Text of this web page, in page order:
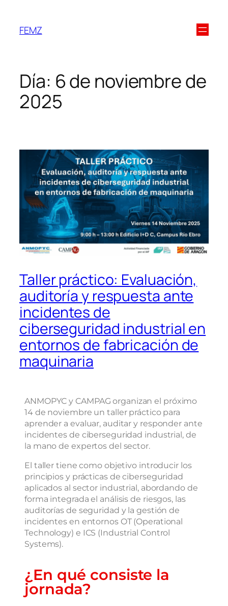
FEMZ
Día: 6 de noviembre de
2025
Taller práctico: Evaluación,
auditoría y respuesta ante
incidentes de
ciberseguridad industrial en
entornos de fabricación de
maquinaria
ANMOPYC y CAMPAG organizan el próximo
14 de noviembre un taller práctico para
aprender a evaluar, auditar y responder ante
incidentes de ciberseguridad industrial, de
la mano de expertos del sector.
El taller tiene como objetivo introducir los
principios y prácticas de ciberseguridad
aplicados al sector industrial, abordando de
forma integrada el análisis de riesgos, las
auditorías de seguridad y la gestión de
incidentes en entornos OT (Operational
Technology) e ICS (Industrial Control
Systems).
¿En qué consiste la
jornada?